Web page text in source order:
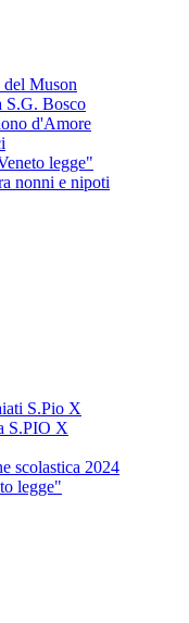
del Muson
S.G. Bosco
d'Amore
legge"
nonni e nipoti
S.Pio X
S.PIO X
scolastica 2024
legge"